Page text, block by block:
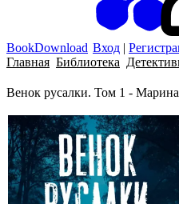
BookDownload Вход |
Главная Библиотека
Венок русалки. Том 1 -